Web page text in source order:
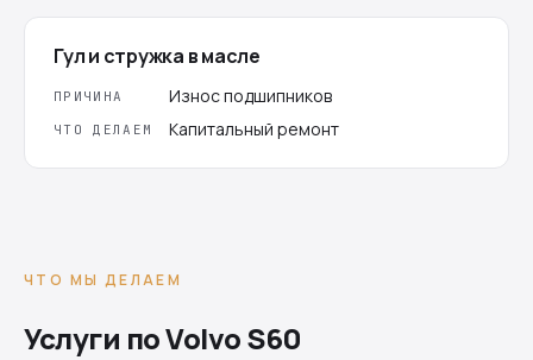
Гул и стружка в масле
ПРИЧИНА Износ подшипников
ЧТО ДЕЛАЕМ Капитальный ремонт
ЧТО МЫ ДЕЛАЕМ
Услуги по Volvo S60